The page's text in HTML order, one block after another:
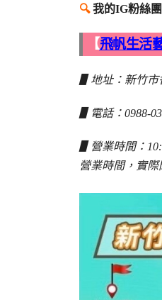
🔍我的IG粉絲團
【飛帆生活
▋地址：新竹市
▋電話：0988-
▋營業時間：
營業時間，實際